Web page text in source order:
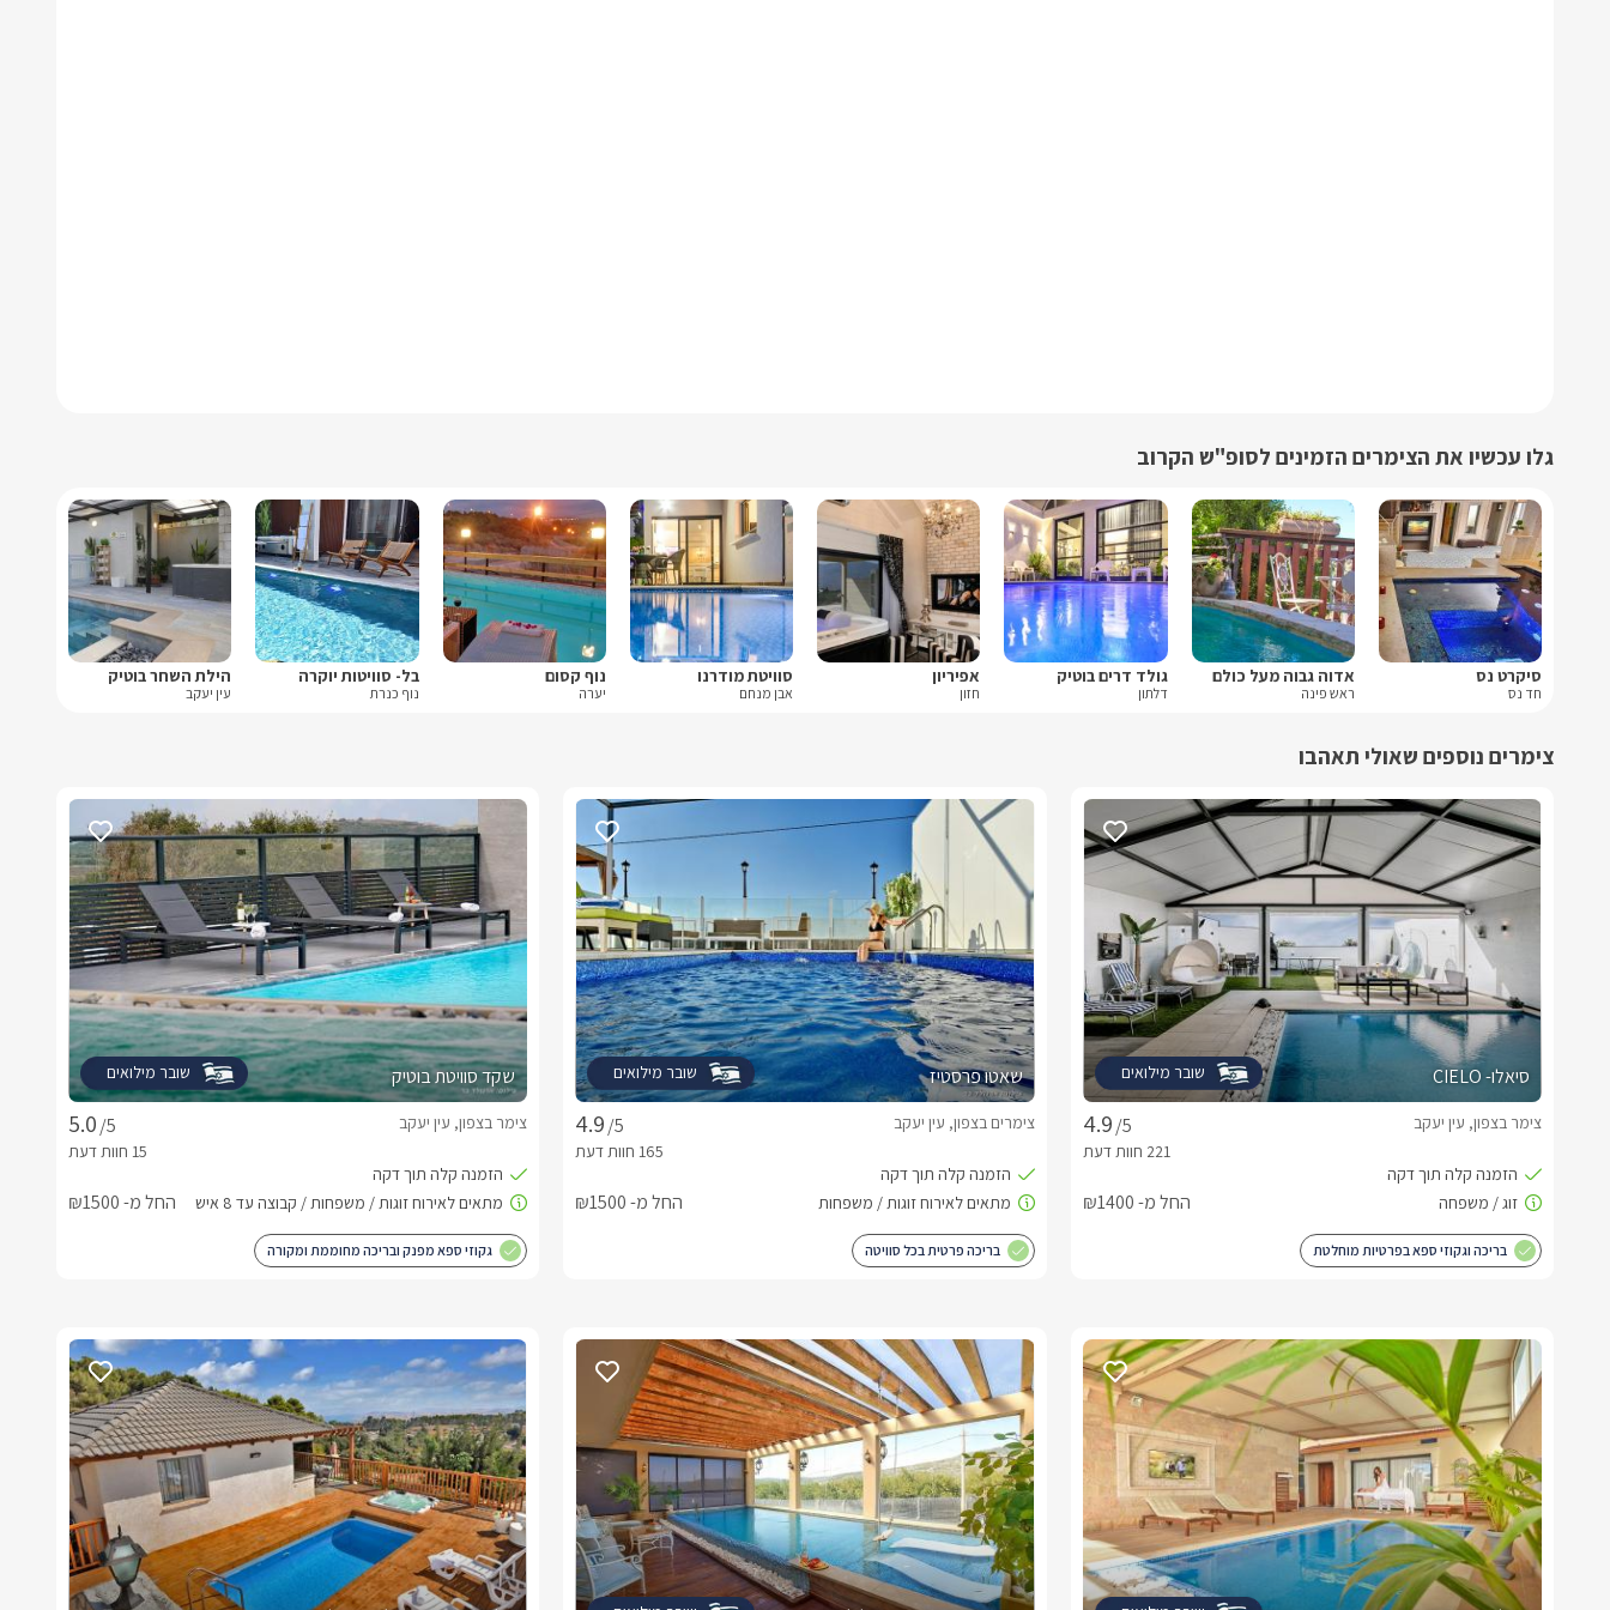
גלו עכשיו את הצימרים הזמינים לסופ"ש הקרוב
סיקרט נס
חד נס
אדוה גבוה מעל כולם
ראש פינה
גולד דרים בוטיק
דלתון
אפיריון
חזון
סוויטת מודרנו
אבן מנחם
נוף קסום
יערה
בל- סוויטות יוקרה
נוף כנרת
הילת השחר בוטיק
עין יעקב
צימרים נוספים שאולי תאהבו
שובר מילואים
סיאלו- CIELO
/5
צימר בצפון, עין יעקב
החל מ- ₪1400
בריכה וגקוזי ספא בפרטיות מוחלטת
שובר מילואים
שאטו פרסטיז
/5
צימרים בצפון, עין יעקב
החל מ- ₪1500
בריכה פרטית בכל סוויטה
שובר מילואים
שקד סוויטת בוטיק
/5
צימר בצפון, עין יעקב
החל מ- ₪1500
גקוזי ספא מפנק ובריכה מחוממת ומקורה